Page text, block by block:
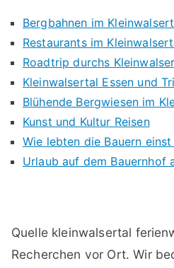
Bergbahnen im
Restaurants im
Roadtrip durchs
Kleinwalsertal Essen und
Blühende Bergwiesen im
Kunst und Kultur Reisen
Wie lebten die Bauern
Urlaub auf dem Bauernhof
Quelle kleinwalsertal
Recherchen vor Ort. Wir